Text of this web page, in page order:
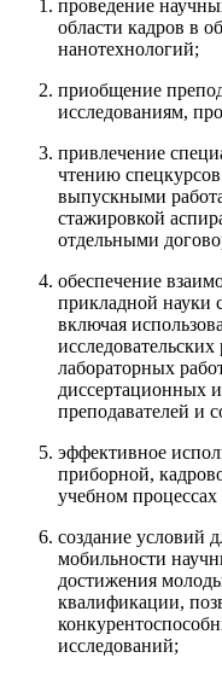
проведение
области кадров в
нанотехнологий;
приобщение
исследованиям,
привлечение
чтению
выпускными
стажировкой
отдельными
обеспечение
прикладной науки
включая
лабораторных
диссертационных
преподавателей и
эффективное
приборной,
учебном
создание условий
мобильности
достижения
квалификации,
исследований;